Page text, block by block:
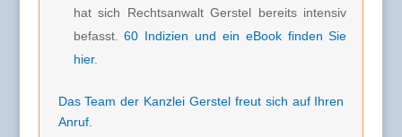
hat sich Rechtsanwalt Gerstel bereits intensiv
befasst.60 Indizien und ein eBook finden Sie
hier.
Das Team der Kanzlei Gerstel freut sich auf Ihren
Anruf.